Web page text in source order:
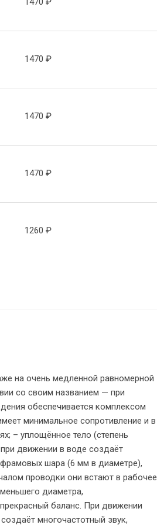
1470 ₽
1470 ₽
1470 ₽
1260 ₽
на очень медленной равномерной
со своим названием — при
обеспечивается комплексом
минимальное сопротивление и в
– уплощённое тело (степень
движении в воде создаёт
шара (6 мм в диаметре),
проводки они встают в рабочее
диаметра,
баланс. При движении
многочастотный звук,